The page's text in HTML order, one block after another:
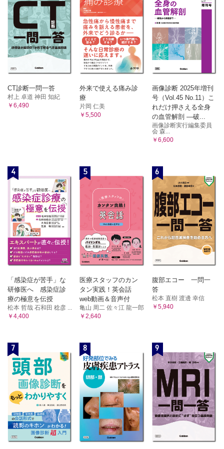
CT診断一問一答
村上 卓道 神田 知紀
￥6,490
外来で使える痛み診
療
片岡 仁美
￥5,500
画像診断 2025年増刊
号（Vol.45 No.11）こ
れだけ押さえる全身
の血管解剖 ―破...
画像診断実行編集委員
会 森...
￥6,600
4
「感染症が苦手」な
研修医へ 感染症診
療の極意を伝授
松本 哲哉 石和田 稔彦 ...
￥4,400
5
医療スタッフのカン
タン実践！英会話
web動画＆音声付
亀山 周二 佐々江 龍一郎
￥2,640
6
腹部エコー 一問一
答
松本 直樹 渡邊 幸信
￥5,940
7 8 9